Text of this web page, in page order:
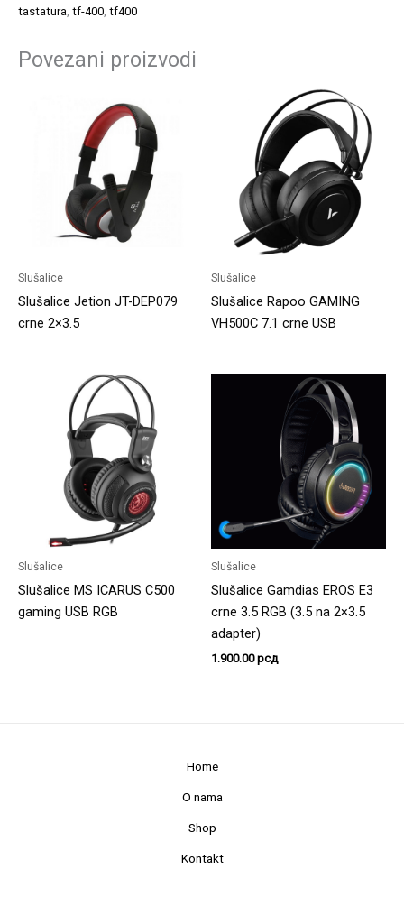
tastatura, tf-400, tf400
Povezani proizvodi
Slušalice
Slušalice Jetion JT-DEP079
crne 2×3.5
Slušalice
Slušalice Rapoo GAMING
VH500C 7.1 crne USB
Slušalice
Slušalice MS ICARUS C500
gaming USB RGB
Slušalice
Slušalice Gamdias EROS E3
crne 3.5 RGB (3.5 na 2×3.5
adapter)
1.900.00рсд
Home
O nama
Shop
Kontakt